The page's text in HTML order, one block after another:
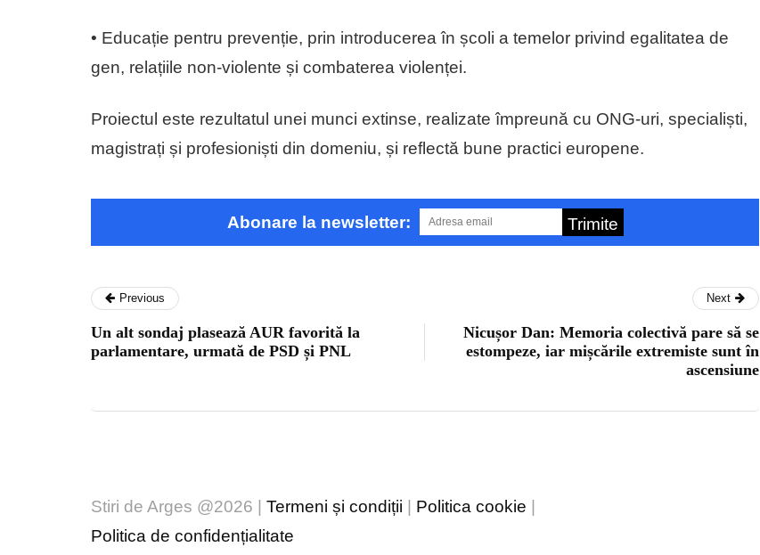
• Educație pentru prevenție, prin introducerea în școli a temelor privind egalitatea de
gen, relațiile non-violente și combaterea violenței.
Proiectul este rezultatul unei munci extinse, realizate împreună cu ONG-uri, specialiști,
magistrați și profesioniști din domeniu, și reflectă bune practici europene.
Abonare la newsletter: Trimite
Previous
Un alt sondaj plasează AUR favorită la
parlamentare, urmată de PSD și PNL
Next
Nicușor Dan: Memoria colectivă pare să se
estompeze, iar mișcările extremiste sunt în
ascensiune
Stiri de Arges @2026 | Termeni și condiții | Politica cookie |
Politica de confidențialitate